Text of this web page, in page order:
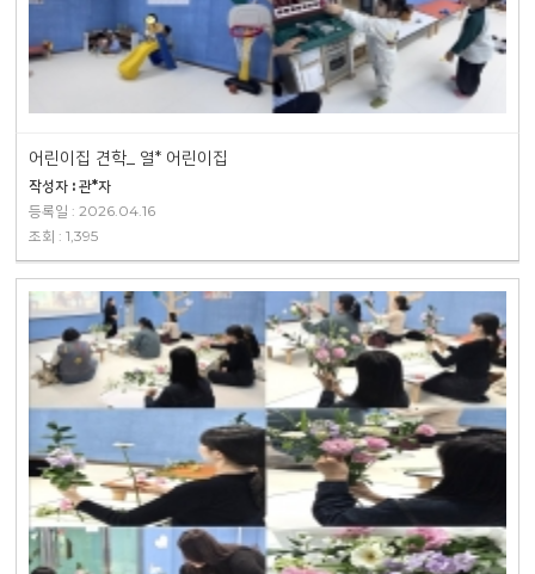
어린이집 견학_ 열* 어린이집
작성자 : 관*자
등록일 : 2026.04.16
조회 : 1,395